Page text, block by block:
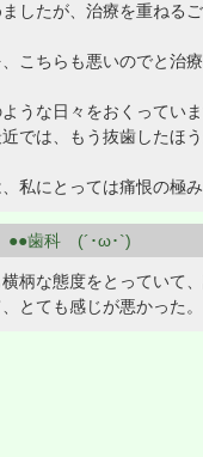
したが、治療を重ねる
こちらも悪いのでと治
うな日々をおくっていま
では、もう抜歯したほ
私にとっては痛恨の極み
●●歯科 (´･ω･`)
柄な態度をとっていて
とても感じが悪かった。